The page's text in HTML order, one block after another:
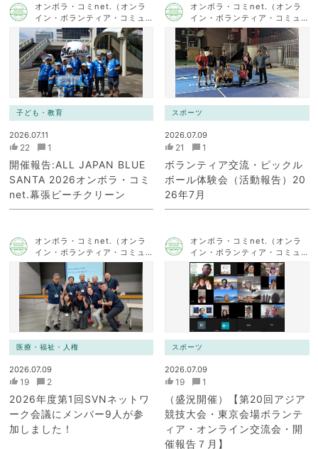
オンボラ・コミnet.（オンラ
イン・ボランティア・コミュ
ニケーション・ネットワー
ク）
子ども・教育
2026.07.11
22 1
開催報告:ALL JAPAN BLUE
SANTA 2026オンボラ・コミ
net.幕張ビーチクリーン
オンボラ・コミnet.（オンラ
イン・ボランティア・コミュ
ニケーション・ネットワー
ク）
スポーツ
2026.07.09
21 1
ボランティア交流・ピックル
ボール体験会（活動報告）20
26年7月
オンボラ・コミnet.（オンラ
イン・ボランティア・コミュ
ニケーション・ネットワー
ク）
医療・福祉・人権
2026.07.09
19 2
2026年度第1回SVNネットワ
ーク会議にメンバー9人が参
加しました！
オンボラ・コミnet.（オンラ
イン・ボランティア・コミュ
ニケーション・ネットワー
ク）
スポーツ
2026.07.09
19 1
（盛況開催）【第20回アジア
競技大会・東京会場ボランテ
ィア・オンライン交流会・開
催報告７月】